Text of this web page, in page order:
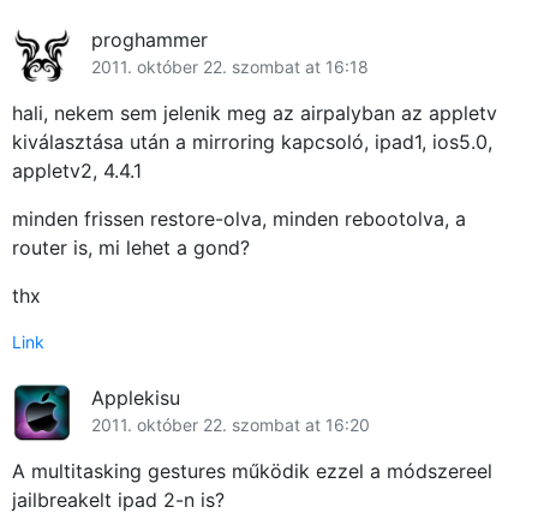
proghammer
2011. október 22. szombat at 16:18
hali, nekem sem jelenik meg az airpalyban az appletv
kiválasztása után a mirroring kapcsoló, ipad1, ios5.0,
appletv2, 4.4.1
minden frissen restore-olva, minden rebootolva, a
router is, mi lehet a gond?
thx
Link
Applekisu
2011. október 22. szombat at 16:20
A multitasking gestures működik ezzel a módszereel
jailbreakelt ipad 2-n is?